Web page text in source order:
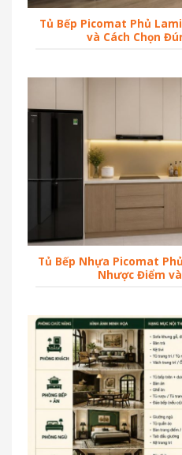
Tủ Bếp Picomat Phủ
và Cách Chọn
Tủ Bếp Nhựa Picomat
Nhược Điểm